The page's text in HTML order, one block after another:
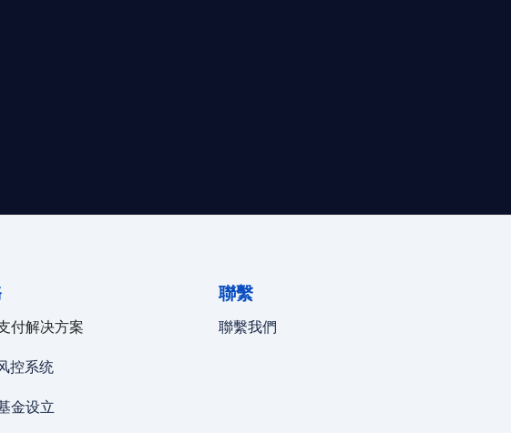
付解决方案
控系统
金设立
聯繫
聯繫我們